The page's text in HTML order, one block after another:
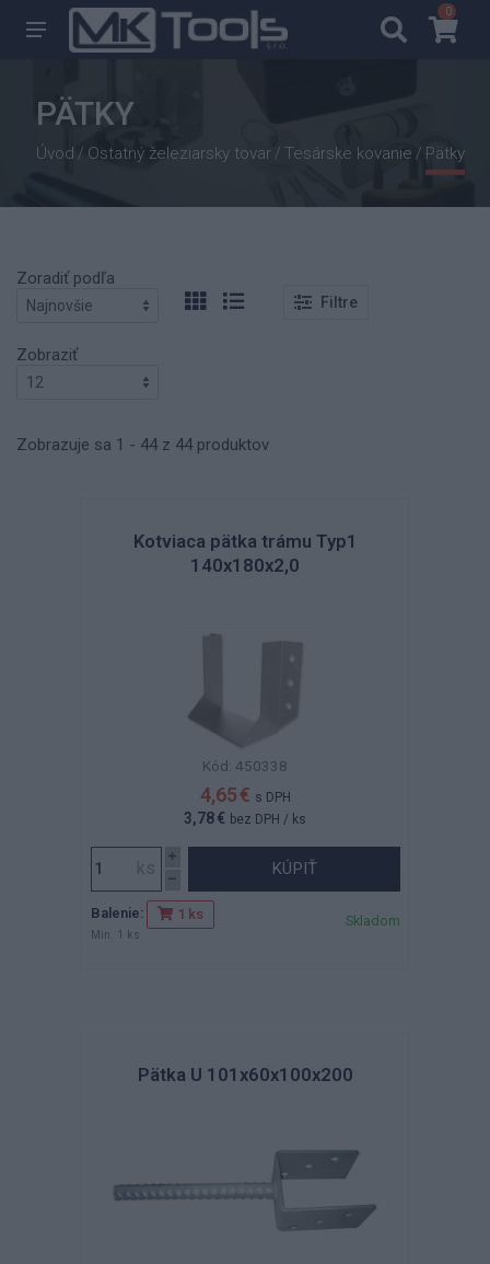
00
PÄTKY
Úvod / Ostatný železiarsky tovar/ Tesárske kovanie / Pätky
Zoradiť podľa
Filtre
Zobraziť
Zobrazuje sa 1 - 44 z 44 produktov
Kotviaca pätka trámu Typ1
140x180x2,0
Kód: 450338
4,65 € s DPH
3,78 € bez DPH / ks
KÚPIŤ
Balenie: 1 ks
Min. 1 ks
Skladom
Pätka U 101x60x100x200